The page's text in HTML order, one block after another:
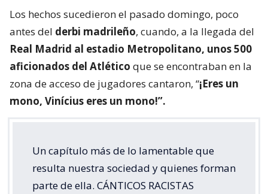
Los hechos sucedieron el pasado domingo, poco
antes del derbi madrileño, cuando, a la llegada del
Real Madrid al estadio Metropolitano, unos 500
aficionados del Atlético que se encontraban en la
zona de acceso de jugadores cantaron, “¡Eres un
mono, Vinícius eres un mono!”.
Un capítulo más de lo lamentable que
resulta nuestra sociedad y quienes forman
parte de ella. CÁNTICOS RACISTAS